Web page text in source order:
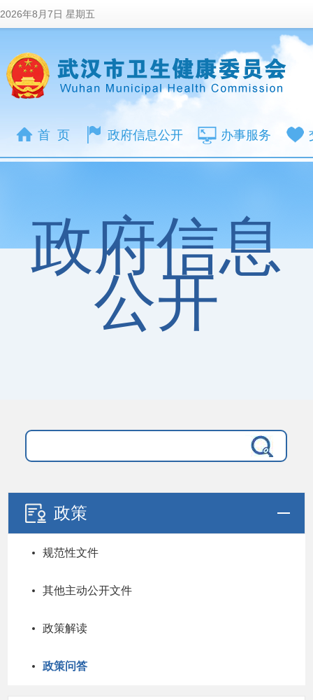
2026年8月7日 星期五
首 页 政府信息公开 办事服务
政府信息
公开
政策
规范性文件
其他主动公开文件
政策解读
政策问答